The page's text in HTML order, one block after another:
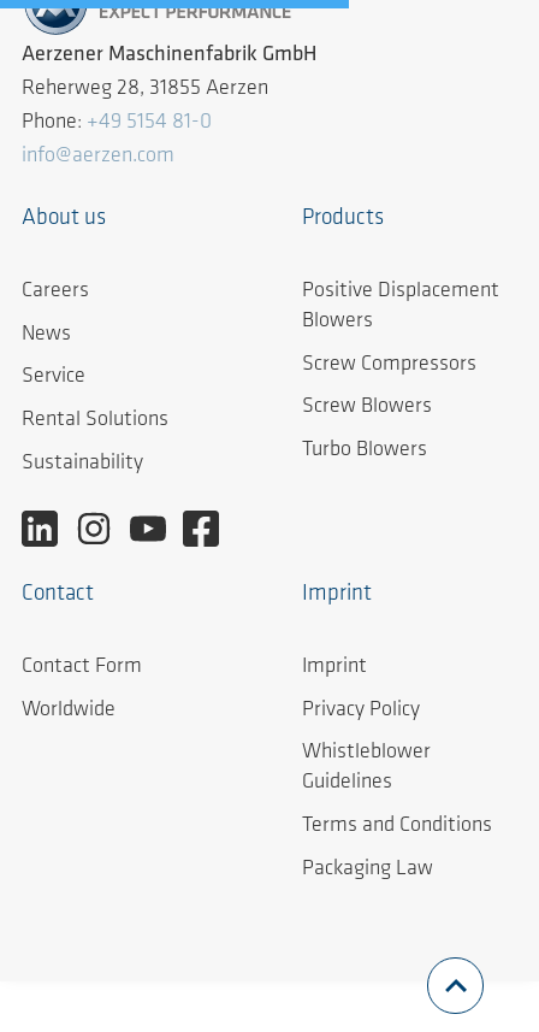
Aerzener Maschinenfabrik GmbH
Reherweg 28, 31855 Aerzen
Phone: +49 5154 81-0
info@aerzen.com
About us
Careers
News
Service
Rental Solutions
Sustainability
Products
Positive Displacement
Blowers
Screw Compressors
Screw Blowers
Turbo Blowers
Contact
Contact Form
Worldwide
Imprint
Imprint
Privacy Policy
Whistleblower
Guidelines
Terms and Conditions
Packaging Law